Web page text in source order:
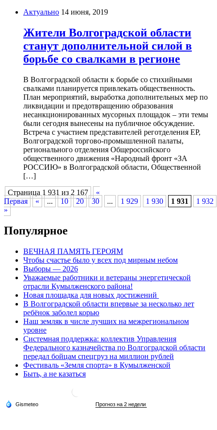
Актуально 14 июня, 2019
Жители Волгоградской области
станут дополнительной силой в
борьбе со свалками в регионе
В Волгоградской области к борьбе со стихийными
свалками планируется привлекать общественность.
План мероприятий, выработка дополнительных мер по
ликвидации и предотвращению образования
несанкционированных мусорных площадок – эти темы
были сегодня вынесены на публичное обсуждение.
Встреча с участием представителей реготделения ЕР,
Волгоградской торгово-промышленной палаты,
регионального отделения Общероссийского
общественного движения «Народный фронт «ЗА
РОССИЮ» в Волгоградской области, Общественной
[…]
Страница 1 931 из 2 167
«
Первая
« ... 10 20 30 ... 1 929 1 930 1 931
1 932
»
Популярное
ВЕЧНАЯ ПАМЯТЬ ГЕРОЯМ
Чтобы счастье было у всех под мирным небом
Выборы — 2026
Уважаемые работники и ветераны энергетической
отрасли Кумылженского района!
Новая площадка для новых достижений
В Волгоградской области впервые за несколько лет
ребёнок заболел корью
Наш земляк в числе лучших на межрегиональном
уровне
Системная поддержка: коллектив Управления
Федерального казначейства по Волгоградской области
передал бойцам спецгруз на миллион рублей
Фестиваль «Земля спорта» в Кумылженской
Быть, а не казаться